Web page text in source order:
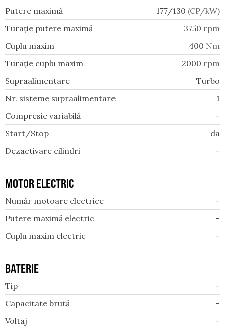
Putere maximă
177/130 (CP/kW)
Turație putere maximă
3750 rpm
Cuplu maxim
400 Nm
Turație cuplu maxim
2000 rpm
Supraalimentare
Turbo
Nr. sisteme supraalimentare
1
Compresie variabilă
-
Start/Stop
da
Dezactivare cilindri
-
MOTOR ELECTRIC
Număr motoare electrice
-
Putere maximă electric
-
Cuplu maxim electric
-
BATERIE
Tip
-
Capacitate brută
-
Voltaj
-